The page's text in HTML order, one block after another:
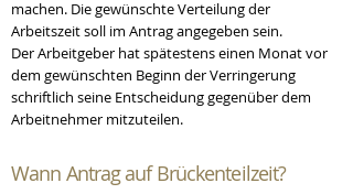
machen. Die gewünschte Verteilung der
Arbeitszeit soll im Antrag angegeben sein.
Der Arbeitgeber hat spätestens einen Monat vor
dem gewünschten Beginn der Verringerung
schriftlich seine Entscheidung gegenüber dem
Arbeitnehmer mitzuteilen.
Wann Antrag aufBrückenteilzeit?